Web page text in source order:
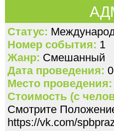
Статус:
Номер события: 1
Жанр: Смешанный
Дата проведения:
Место проведения:
Стоимость (с
Смотрите
https://vk.com/